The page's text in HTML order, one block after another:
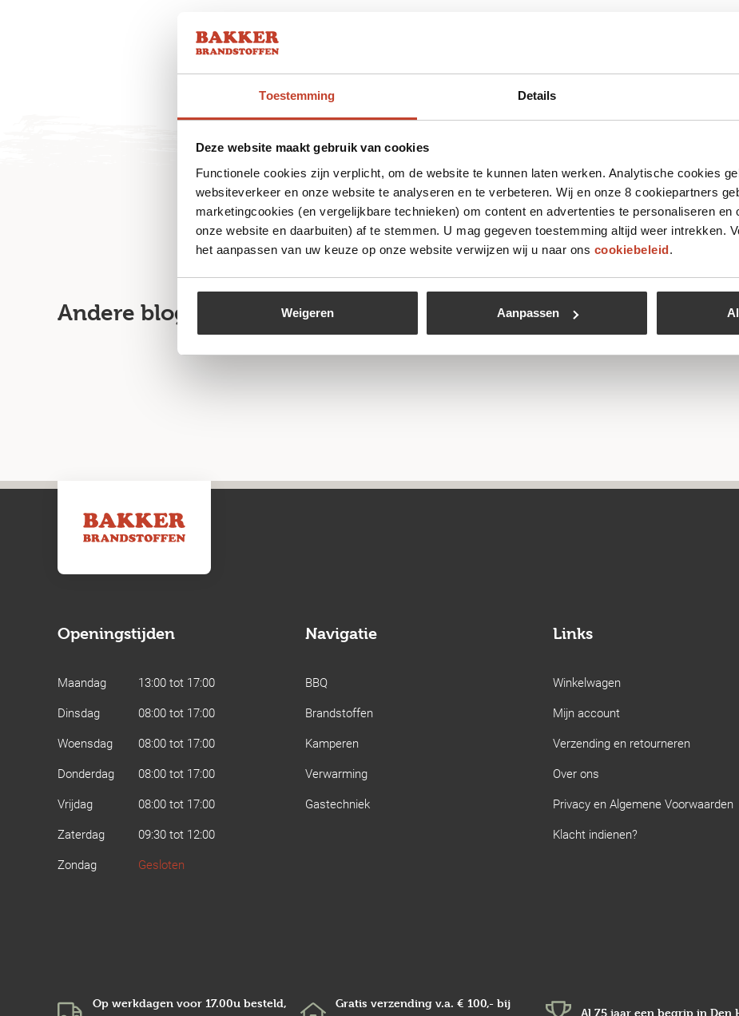
Toestemming Details
Deze website maakt gebruik van cookies
Functionele cookies zijn verplicht, om de website te kunnen laten werken. Analytische cookies
websiteverkeer en onze website te analyseren en te verbeteren. Wij en onze 8 cookiepartners
marketingcookies (en vergelijkbare technieken) om content en advertenties te personaliseren en
onze website en daarbuiten) af te stemmen. U mag gegeven toestemming altijd weer intrekken.
het aanpassen van uw keuze op onze website verwijzen wij u naar ons cookiebeleid.
Weigeren Aanpassen
Andere blogartikelen
Openingstijden
Maandag
13:00 tot 17:00
Dinsdag
08:00 tot 17:00
Woensdag
08:00 tot 17:00
Donderdag
08:00 tot 17:00
Vrijdag
08:00 tot 17:00
Zaterdag
09:30 tot 12:00
Zondag
Gesloten
Navigatie
BBQ
Brandstoffen
Kamperen
Verwarming
Gastechniek
Links
Winkelwagen
Mijn account
Verzending en retourneren
Over ons
Privacy en Algemene Voorwaarden
Klacht indienen?
Op werkdagen voor 17.00u besteld,
Gratis verzending v.a. € 100,- bij
Al 75 jaar een begrip in Den